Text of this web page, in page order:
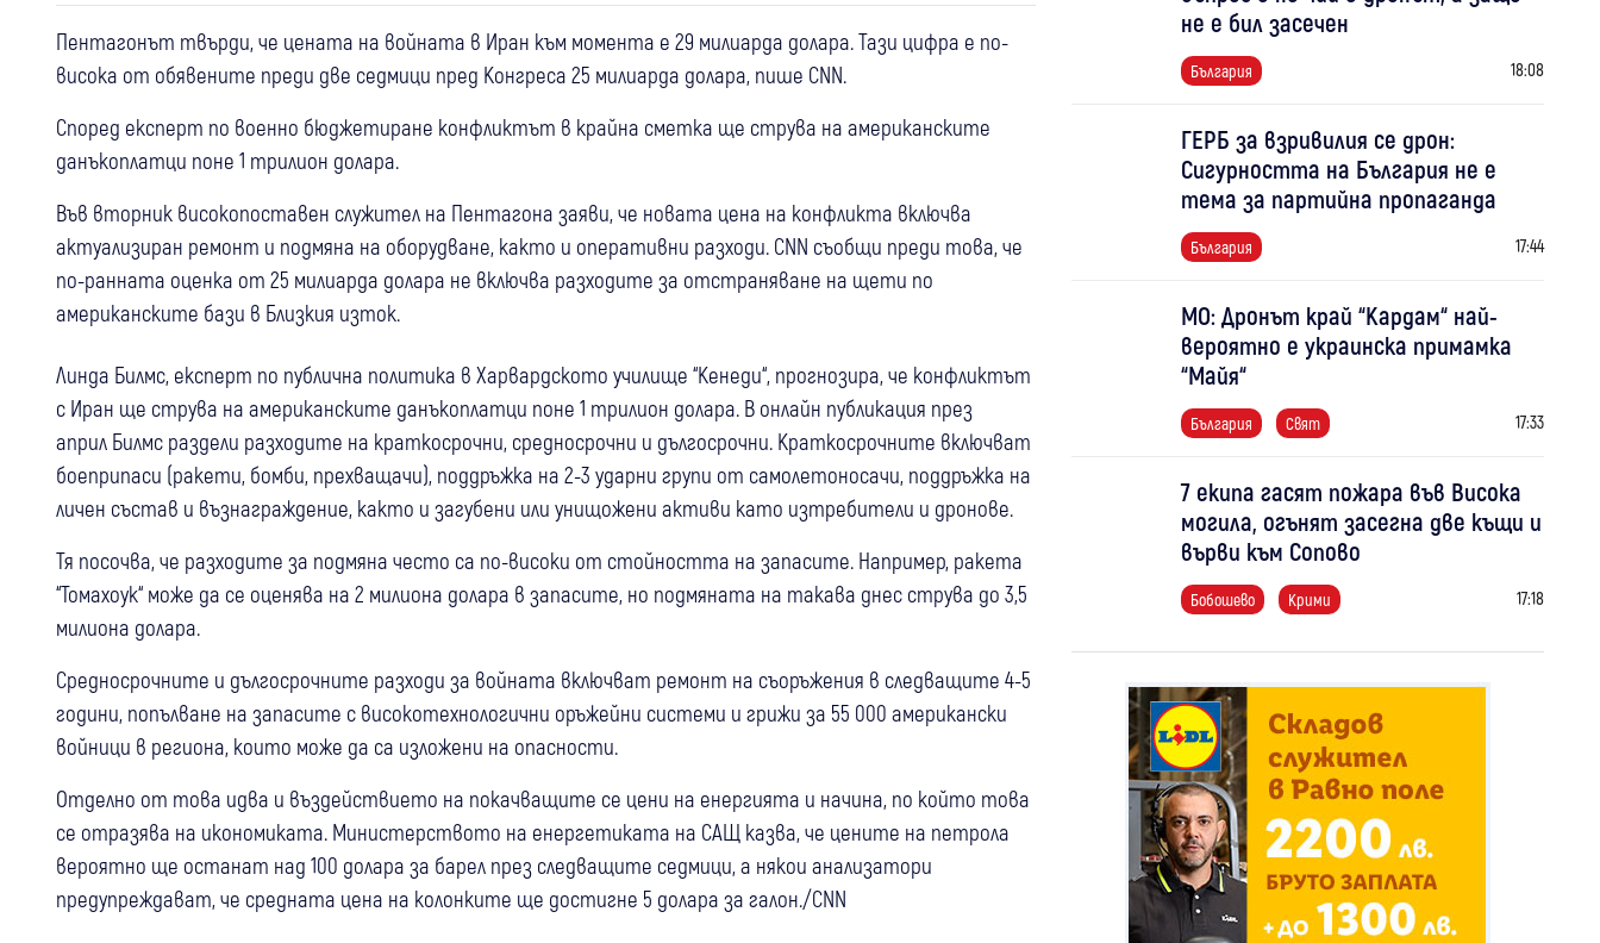
Пентагонът твърди, че цената на войната в Иран към момента е 29 милиарда долара. Тази цифра е по-
висока от обявените преди две седмици пред Конгреса 25 милиарда долара, пише CNN.
Според експерт по военно бюджетиране конфликтът в крайна сметка ще струва на американските
данъкоплатци поне 1 трилион долара.
Във вторник високопоставен служител на Пентагона заяви, че новата цена на конфликта включва
актуализиран ремонт и подмяна на оборудване, както и оперативни разходи. CNN съобщи преди това, че
по-ранната оценка от 25 милиарда долара не включва разходите за отстраняване на щети по
американските бази в Близкия изток.
Линда Билмс, експерт по публична политика в Харвардското училище “Кенеди“, прогнозира, че конфликтът
с Иран ще струва на американските данъкоплатци поне 1 трилион долара. В онлайн публикация през
април Билмс раздели разходите на краткосрочни, средносрочни и дългосрочни. Краткосрочните включват
боеприпаси (ракети, бомби, прехващачи), поддръжка на 2-3 ударни групи от самолетоносачи, поддръжка на
личен състав и възнаграждение, както и загубени или унищожени активи като изтребители и дронове.
Тя посочва, че разходите за подмяна често са по-високи от стойността на запасите. Например, ракета
“Томахоук“ може да се оценява на 2 милиона долара в запасите, но подмяната на такава днес струва до 3,5
милиона долара.
Средносрочните и дългосрочните разходи за войната включват ремонт на съоръжения в следващите 4-5
години, попълване на запасите с високотехнологични оръжейни системи и грижи за 55 000 американски
войници в региона, които може да са изложени на опасности.
Отделно от това идва и въздействието на покачващите се цени на енергията и начина, по който това
се отразява на икономиката. Министерството на енергетиката на САЩ казва, че цените на петрола
вероятно ще останат над 100 долара за барел през следващите седмици, а някои анализатори
предупреждават, че средната цена на колонките ще достигне 5 долара за галон./CNN
07 авг
не е бил засечен
България 18:08
ГЕРБ за взривилия се дрон:
Сигурността на България не е
тема за партийна пропаганда
България 17:44
МО: Дронът край “Кардам“ най-
вероятно е украинска примамка
“Майя“
България Свят 17:33
7 екипа гасят пожара във Висока
могила, огънят засегна две къщи и
върви към Сопово
Бобошево Крими 17:18